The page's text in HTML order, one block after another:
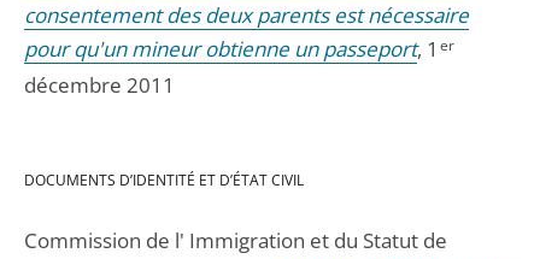
consentement des deux parents est nécessaire
pour qu'un mineur obtienne un passeport, 1 er
décembre 2011
DOCUMENTS D’IDENTITÉ ET D’ÉTAT CIVIL
Commission de l' Immigration et du Statut de